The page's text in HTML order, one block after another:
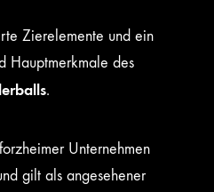
Zierelemente und ein
Hauptmerkmale des
.
Unternehmen
gilt als angesehener